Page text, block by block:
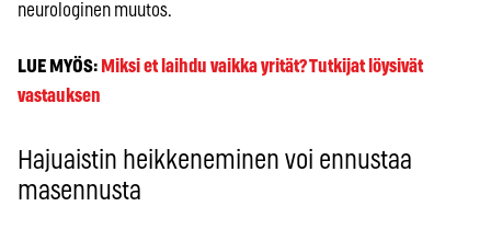
neurologinen muutos.
LUE MYÖS: Miksi et laihdu vaikka yrität? Tutkijat löysivät
vastauksen
Hajuaistin heikkeneminen voi ennustaa
masennusta